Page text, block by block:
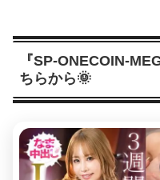
『SP-ONECOIN-
ちらから🌞